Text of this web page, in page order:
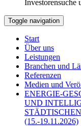
Investorensuche
Toggle navigation
Start
Über uns
Leistungen
Branchen und
Referenzen
Medien und
ENERGIE-
UND
(15.-19.11.2026)